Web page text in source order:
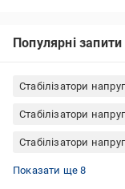
Популярні запити
Стабілізатори
Стабілізатори
Стабілізатори
Стабілізатори
Стабілізатори
Стабілізатори
Стабілізатори
Стабілізатори
Стабілізатори
Стабілізатори
Стабілізатори
Показати ще 8